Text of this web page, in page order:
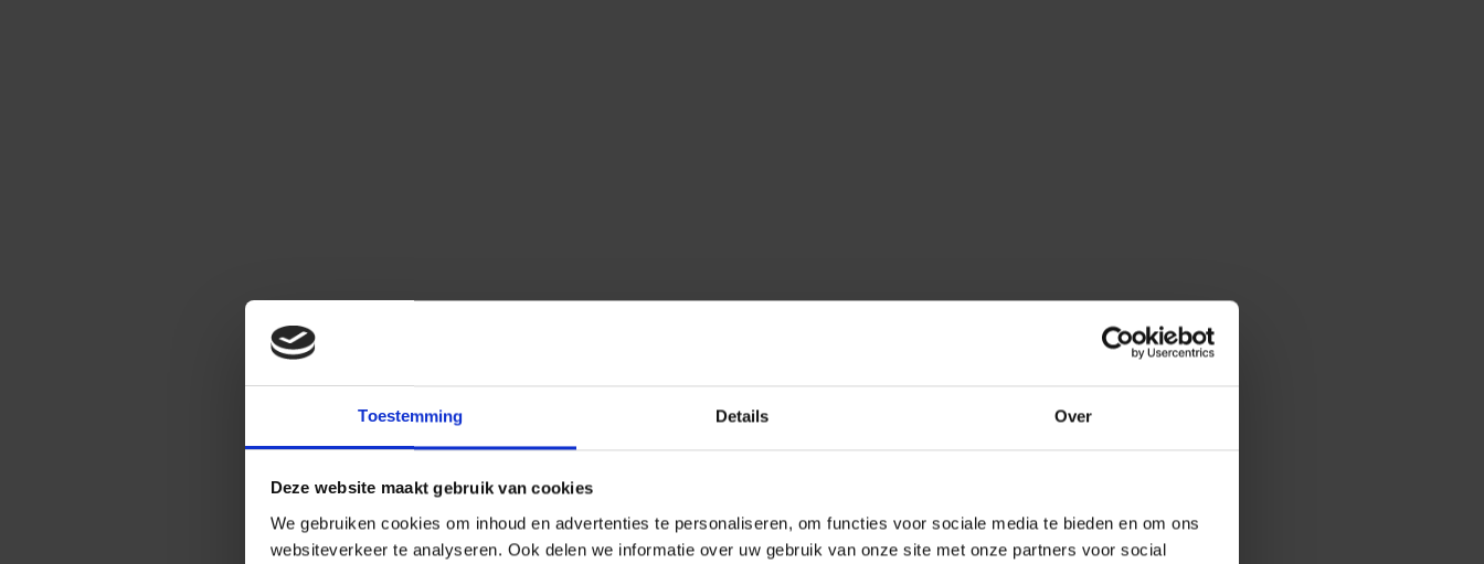
Toestemming Details Over
Deze website maakt gebruik van cookies
We gebruiken cookies om inhoud en advertenties te personaliseren, om functies voor sociale media te bieden en om ons
websiteverkeer te analyseren. Ook delen we informatie over uw gebruik van onze site met onze partners voor social